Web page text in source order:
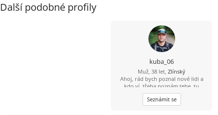
Další podobné profily
kuba_06
Muž, 38 let, Zlínský
Ahoj, rád bych poznal nové lidi a
kdo ví, třeba poznám tebe, tu
pravou...
Seznámit se